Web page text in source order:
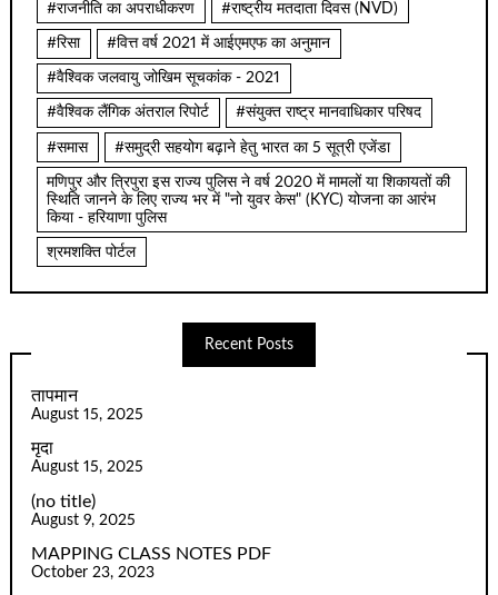
#राजनीति का अपराधीकरण #राष्ट्रीय मतदाता दिवस (NVD)
#रिसा #वित्त वर्ष 2021 में आईएमएफ का अनुमान
#वैश्विक जलवायु जोखिम सूचकांक - 2021
#वैश्विक लैंगिक अंतराल रिपोर्ट #संयुक्त राष्ट्र मानवाधिकार परिषद
#समास #समुद्री सहयोग बढ़ाने हेतु भारत का 5 सूत्री एजेंडा
मणिपुर और त्रिपुरा इस राज्य पुलिस ने वर्ष 2020 में मामलों या शिकायतों की
स्थिति जानने के लिए राज्य भर में "नो युवर केस" (KYC) योजना का आरंभ
किया - हरियाणा पुलिस
श्रमशक्ति पोर्टल
Recent Posts
तापमान
August 15, 2025
मृदा
August 15, 2025
(no title)
August 9, 2025
MAPPING CLASS NOTES PDF
October 23, 2023